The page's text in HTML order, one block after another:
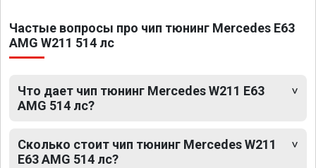
Частые вопросы про чип тюнинг Mercedes E63
AMG W211 514 лс
Что дает чип тюнинг Mercedes W211 E63
AMG 514 лс?
Сколько стоит чип тюнинг Mercedes W211
E63 AMG 514 лс?